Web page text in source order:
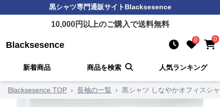
黒シャツ専門通販サイトBlacksesence
10,000円以上のご購入で送料無料
Blacksesence 0 0
新着商品 商品を検索 人気ランキング
Blacksesence TOP › 長袖の一覧 › 黒シャツ しなやかオフィスシ